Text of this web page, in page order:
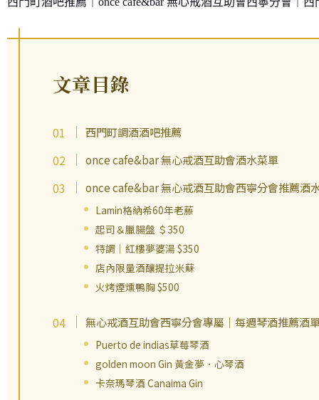
文章目錄
西門町調酒酒吧推薦
once cafe&bar 無心戒酒互助會酒水菜單
once cafe&bar 無心戒酒互助會西寧分會推薦酒
Lamin格納希60年老藤
起司＆臘腸盤 ＄350
特調｜紅樓夢婆湯 $350
店內限量酒釀提拉米蘇
火烤煙燻鴨胸 $500
無心戒酒互助會西寧分會專屬｜每週琴酒推薦酒
Puerto de indias草莓琴酒
golden moon Gin 黃金夢．心琴酒
卡奈瑪琴酒 Canaima Gin